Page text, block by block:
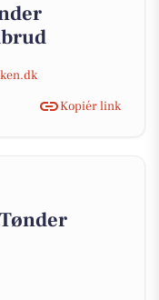
Kopiér link